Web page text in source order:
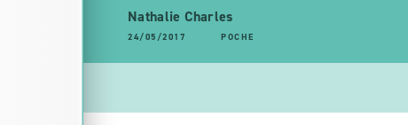
Nathalie Charles
24/05/2017 POCHE